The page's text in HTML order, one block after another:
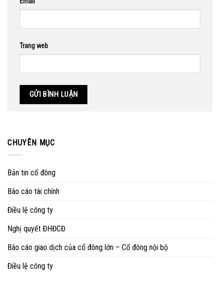
Trang web
CHUYÊN MỤC
Bản tin cổ đông
Báo cáo tài chính
Điều lệ công ty
Nghị quyết ĐHĐCĐ
Báo cáo giao dịch của cổ đông lớn – Cổ đông nội bộ
Điều lệ công ty